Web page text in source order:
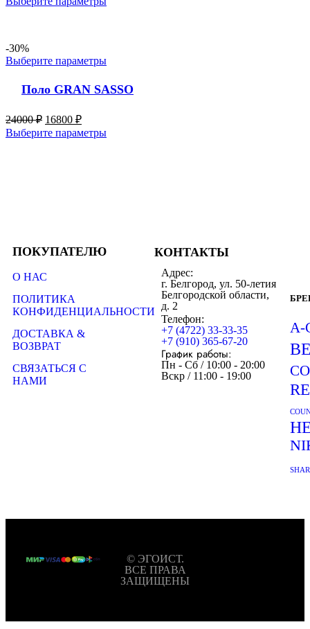
-30%
Выберите параметры
Поло GRAN SASSO
24000₽ 16800 ₽
Выберите параметры
ПОКУПАТЕЛЮ
О НАС
ПОЛИТИКА
КОНФИДЕНЦИАЛЬНОСТИ
ДОСТАВКА &
ВОЗВРАТ
СВЯЗАТЬСЯ С
НАМИ
КОНТАКТЫ
Адрес:
г. Белгород, ул. 50-летия
Белгородской области,
д. 2
Телефон:
+7 (4722) 33-33-35
+7 (910) 365-67-20
График работы:
Пн - Сб / 10:00 - 20:00
Вскр / 11:00 - 19:00
A-
© ЭГОИСТ.
ВСЕ ПРАВА
ЗАЩИЩЕНЫ